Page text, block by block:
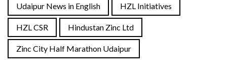
Udaipur News in English HZL Initiatives
HZL CSR Hindustan Zinc Ltd
Zinc City Half Marathon Udaipur